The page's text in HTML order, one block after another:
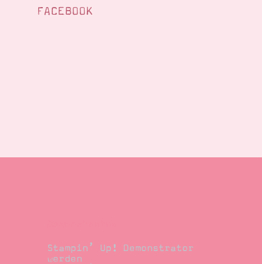
FACEBOOK
Stampin’ Up! Demonstrator
werden